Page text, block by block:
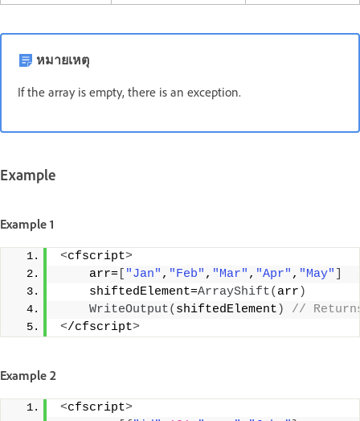
หมายเหตุ
If the array is empty, there is an exception.
Example
Example 1
<cfscript>
    arr=
"Jan" , "Feb" , "Mar" , "Apr" , "May"
    shiftedElement=
ArrayShift( arr )
WriteOutput( shiftedElement )
//
</cfscript>
Example 2
<cfscript>